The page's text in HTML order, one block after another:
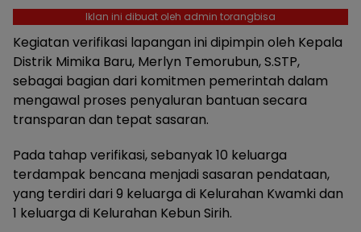
Iklan ini dibuat oleh admin torangbisa
Kegiatan verifikasi lapangan ini dipimpin oleh Kepala
Distrik Mimika Baru, Merlyn Temorubun, S.STP,
sebagai bagian dari komitmen pemerintah dalam
mengawal proses penyaluran bantuan secara
transparan dan tepat sasaran.
Pada tahap verifikasi, sebanyak 10 keluarga
terdampak bencana menjadi sasaran pendataan,
yang terdiri dari 9 keluarga di Kelurahan Kwamki dan
1 keluarga di Kelurahan Kebun Sirih.